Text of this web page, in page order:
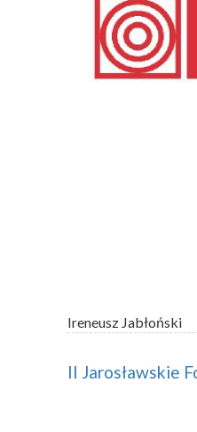
Ireneusz Jabłoński
II Jarosławskie